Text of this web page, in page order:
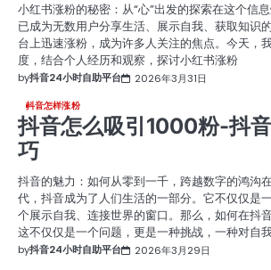
小红书涨粉的秘密：从“心”出发的探索在这个信
已成为无数用户分享生活、展示自我、获取知识
台上迅速涨粉，成为许多人关注的焦点。今天，
度，结合个人经历和观察，探讨小红书涨粉
by抖音24小时自助平台 2026年3月31日
抖音怎样涨粉
抖音怎么吸引1000粉-抖
巧
抖音的魅力：如何从零到一千，跨越数字的鸿沟
代，抖音成为了人们生活的一部分。它不仅仅是
个展示自我、连接世界的窗口。那么，如何在抖
这不仅仅是一个问题，更是一种挑战，一种对自
by抖音24小时自助平台 2026年3月29日